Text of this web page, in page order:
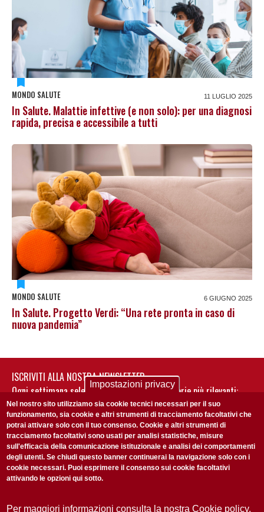
MONDO SALUTE 11 LUGLIO 2025
In Salute. Malattie infettive (e non solo): per una diagnosi
rapida, precisa e accessibile a tutti
MONDO SALUTE 6 GIUGNO 2025
In Salute. Progetto Verdi: “Una rete pronta in caso di
nuova pandemia”
ISCRIVITI ALLA NOSTRA NEWSLETTER
Ogni settimana selezioniamo per te nostre storie più rilevanti:
non perderti gli aggiornamenti della nostra newsletter
Accetto laPrivacy Policy
Impostazioni privacy
Nel nostro sito utilizziamo sia cookie tecnici necessari per il suo
funzionamento, sia cookie e altri strumenti di tracciamento facoltativi che
potrai attivare solo con il tuo consenso. Cookie e altri strumenti di
tracciamento facoltativi sono usati per analisi statistiche, misure
sull'efficacia della comunicazione istituzionale e analisi dei comportamenti
degli utenti. Se chiudi questo banner continuerai la navigazione solo con i
cookie necessari. Puoi esprimere il consenso sui cookie facoltativi
attivando le opzioni qui sotto.
Per maggiori informazioni consulta la nostra Cookie policy.